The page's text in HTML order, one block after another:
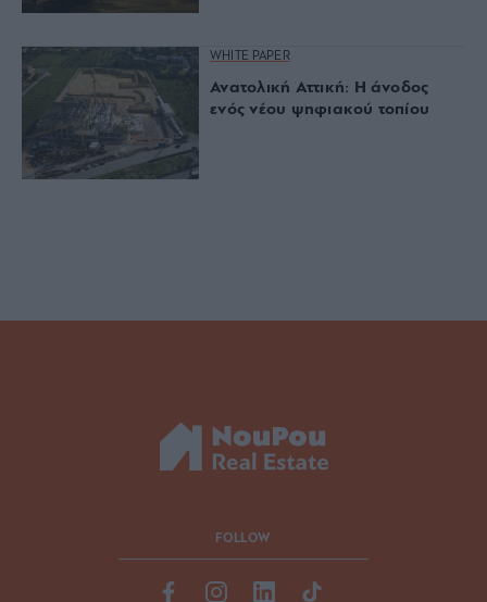
WHITE PAPER
Ανατολική Αττική: Η άνοδος
ενός νέου ψηφιακού τοπίου
FOLLOW